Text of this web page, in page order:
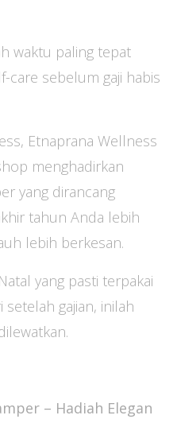
waktu paling tepat
care sebelum gaji habis
Etnaprana Wellness
menghadirkan
yang dirancang
tahun Anda lebih
lebih berkesan.
yang pasti terpakai
gajian, inilah
– Hadiah Elegan